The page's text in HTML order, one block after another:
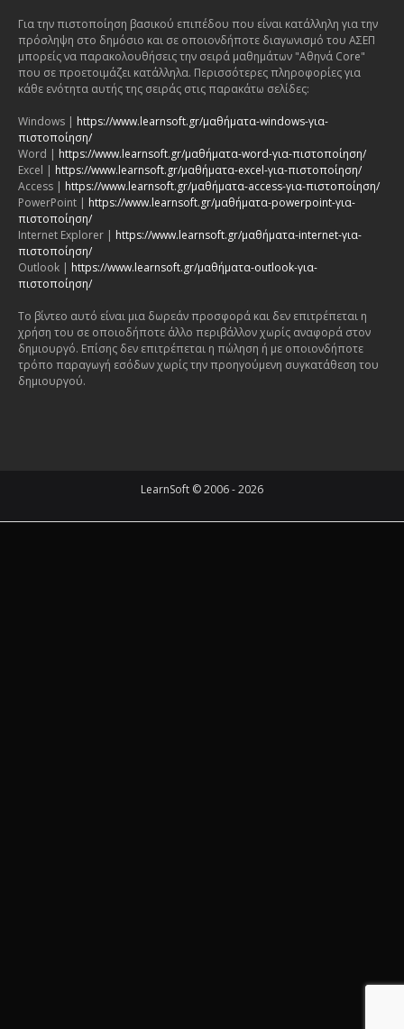
Για την πιστοποίηση βασικού επιπέδου που είναι κατάλληλη για την
πρόσληψη στο δημόσιο και σε οποιονδήποτε διαγωνισμό του ΑΣΕΠ
μπορείς να παρακολουθήσεις την σειρά μαθημάτων "Αθηνά Core"
που σε προετοιμάζει κατάλληλα. Περισσότερες πληροφορίες για
κάθε ενότητα αυτής της σειράς στις παρακάτω σελίδες:
Windows | https://www.learnsoft.gr/μαθήματα-windows-για-
πιστοποίηση/
Word | https://www.learnsoft.gr/μαθήματα-word-για-πιστοποίηση/
Excel | https://www.learnsoft.gr/μαθήματα-excel-για-πιστοποίηση/
Access | https://www.learnsoft.gr/μαθήματα-access-για-πιστοποίηση/
PowerPoint | https://www.learnsoft.gr/μαθήματα-powerpoint-για-
πιστοποίηση/
Internet Explorer | https://www.learnsoft.gr/μαθήματα-internet-για-
πιστοποίηση/
Outlook | https://www.learnsoft.gr/μαθήματα-outlook-για-
πιστοποίηση/
Το βίντεο αυτό είναι μια δωρεάν προσφορά και δεν επιτρέπεται η
χρήση του σε οποιοδήποτε άλλο περιβάλλον χωρίς αναφορά στον
δημιουργό. Επίσης δεν επιτρέπεται η πώληση ή με οποιονδήποτε
τρόπο παραγωγή εσόδων χωρίς την προηγούμενη συγκατάθεση του
δημιουργού.
LearnSoft © 2006 - 2026